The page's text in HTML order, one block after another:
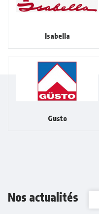
Isabella
Gusto
Nos actualités